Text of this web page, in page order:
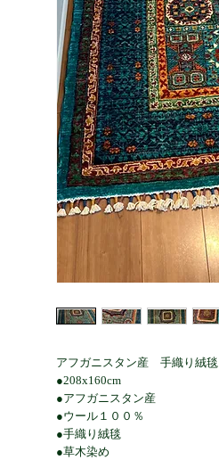
アフガニスタン産 手織り絨毯
●208x160cm
●アフガニスタン産
●ウール１００％
●手織り絨毯
●草木染め